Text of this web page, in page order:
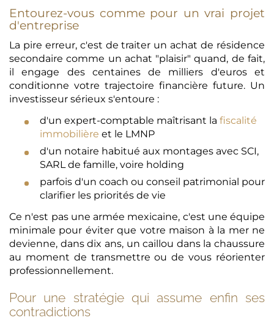
Entourez-vous comme pour un vrai projet
d'entreprise
La pire erreur, c'est de traiter un achat de résidence
secondaire comme un achat "plaisir" quand, de fait,
il engage des centaines de milliers d'euros et
conditionne votre trajectoire financière future. Un
investisseur sérieux s'entoure :
d'un expert-comptable maîtrisant la fiscalité
immobilière et le LMNP
d'un notaire habitué aux montages avec SCI,
SARL de famille, voire holding
parfois d'un coach ou conseil patrimonial pour
clarifier les priorités de vie
Ce n'est pas une armée mexicaine, c'est une équipe
minimale pour éviter que votre maison à la mer ne
devienne, dans dix ans, un caillou dans la chaussure
au moment de transmettre ou de vous réorienter
professionnellement.
Pour une stratégie qui assume enfin ses
contradictions